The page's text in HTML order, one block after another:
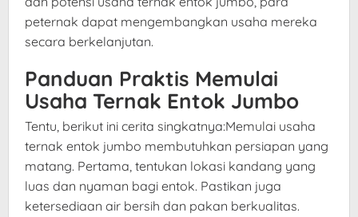
peternak dapat mengembangkan usaha mereka
secara berkelanjutan.
Panduan Praktis Memulai
Usaha Ternak Entok Jumbo
Tentu, berikut ini cerita singkatnya:Memulai usaha
ternak entok jumbo membutuhkan persiapan yang
matang. Pertama, tentukan lokasi kandang yang
luas dan nyaman bagi entok. Pastikan juga
ketersediaan air bersih dan pakan berkualitas.